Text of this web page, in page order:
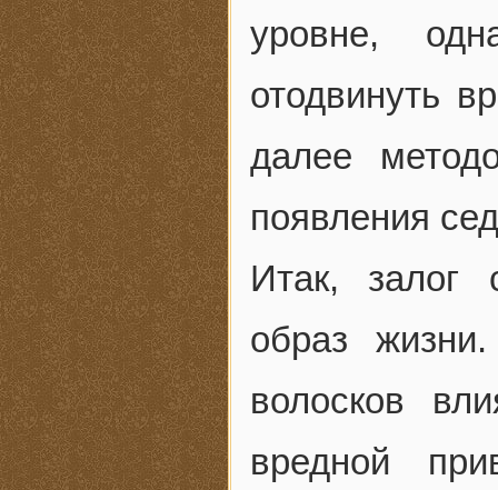
уровне,
отодвинуть
далее
появления
Итак, залог
образ
волосков
вредной